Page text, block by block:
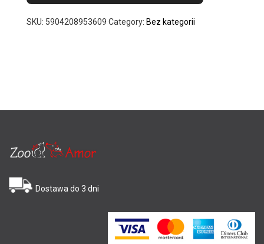
SKU: 5904208953609 Category: Bez kategorii
Dostawa do 3 dni